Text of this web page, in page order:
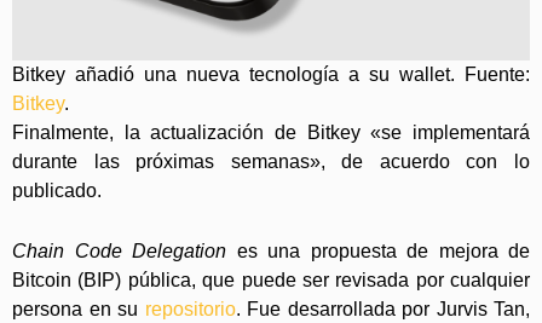
Bitkey añadió una nueva tecnología a su wallet. Fuente:
Bitkey.
Finalmente, la actualización de Bitkey «se implementará
durante las próximas semanas», de acuerdo con lo
publicado.
Chain Code Delegation es una propuesta de mejora de
Bitcoin (BIP) pública, que puede ser revisada por cualquier
persona en su repositorio. Fue desarrollada por Jurvis Tan,